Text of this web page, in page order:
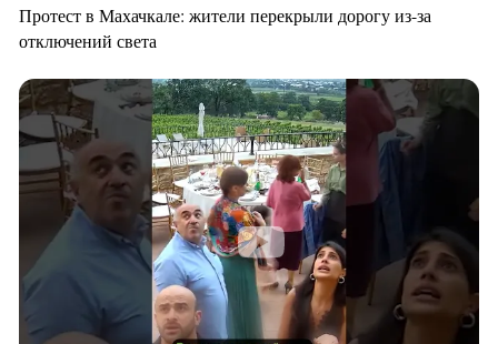
Протест в Махачкале: жители перекрыли дорогу из-за
отключений света